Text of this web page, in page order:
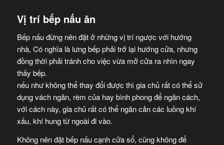
Vị trí bếp nấu ăn
Bếp nấu đừng nên đặt ở những vị trí ngược với hướng
nhà, Có nghĩa là lưng bếp phải trở lại hướng cửa, nhưng
đồng thời phải tránh cho việc vừa mở cửa ra nhìn ngay
thấy bếp.
nếu như không thể thay đổi được thì gia chủ rất có thể sử
dụng vách ngăn, rèm của hay bình phong để ngăn cách,
với cách này, gia chủ rất có thể ngăn cản các luồng khí
xấu, khí hung từ ngoài đi vào.
Không nên đặt bếp nấu cạnh cửa sổ, cũng không để